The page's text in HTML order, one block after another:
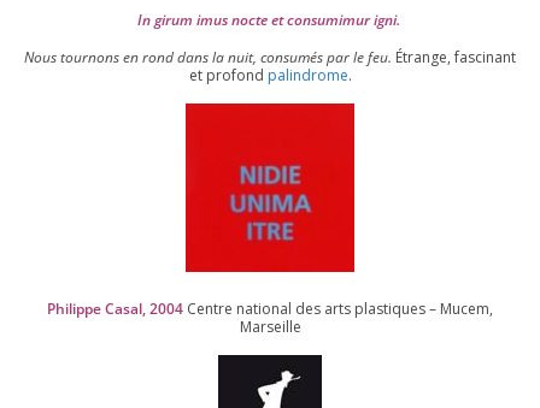
In girum imus nocte et consu­mi­mur igni.
Nous tour­nons en rond dans la nuit, consu­més par le feu. Étrange, fas­ci­nant
et pro­fond palin­drome.
Philippe Casal,2004 Centre natio­nal des arts plas­tiques – Mucem,
Marseille